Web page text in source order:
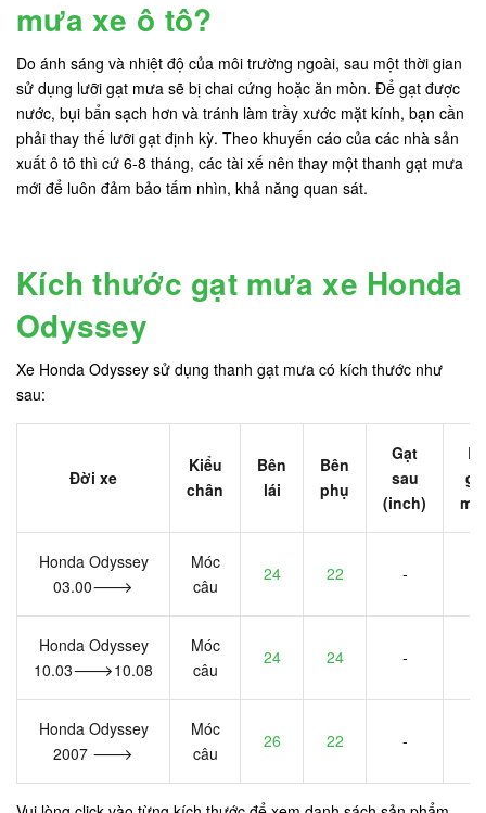
mưa xe ô tô?
Do ánh sáng và nhiệt độ của môi trường ngoài, sau một thời gian
sử dụng lưỡi gạt mưa sẽ bị chai cứng hoặc ăn mòn. Để gạt được
nước, bụi bẩn sạch hơn và tránh làm trầy xước mặt kính, bạn cần
phải thay thế lưỡi gạt định kỳ. Theo khuyến cáo của các nhà sản
xuất ô tô thì cứ 6-8 tháng, các tài xế nên thay một thanh gạt mưa
mới để luôn đảm bảo tấm nhìn, khả năng quan sát.
Kích thước gạt mưa xe Honda
Odyssey
Xe Honda Odyssey sử dụng thanh gạt mưa có kích thước như
sau:
Đời xe
Kiểu
chân
Bên
lái
Bên
phụ
Gạt
sau
(inch)
Honda Odyssey
03.00🡒
Móc
câu
24 22 -
Honda Odyssey
10.03🡒10.08
Móc
câu
24 24 -
Honda Odyssey
2007 🡒
Móc
câu
26 22 -